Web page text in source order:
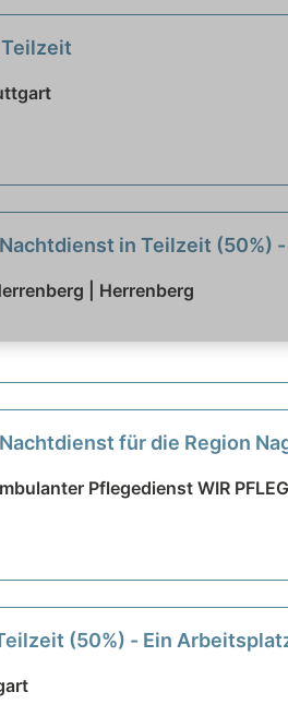
in Teilzeit (50%)
| Herrenberg
für die Region
Pflegedienst WIR
(50%) - Ein